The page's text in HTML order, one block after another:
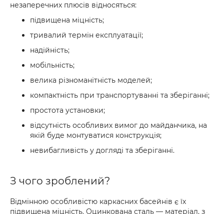
незаперечних плюсів відносяться:
підвищена міцність;
тривалий термін експлуатації;
надійність;
мобільність;
велика різноманітність моделей;
компактність при транспортуванні та зберіганні;
простота установки;
відсутність особливих вимог до майданчика, на
якій буде монтуватися конструкція;
невибагливість у догляді та зберіганні.
З чого зроблений?
Відмінною особливістю каркасних басейнів є їх
підвищена міцність. Оцинкована сталь — матеріал, з